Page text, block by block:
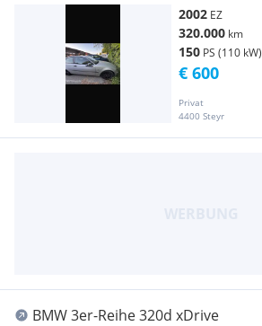
2002 EZ
320.000 km
150 PS (110 kW)
Privat
4400 Steyr
€ 600
BMW 3er-Reihe 320d xDrive